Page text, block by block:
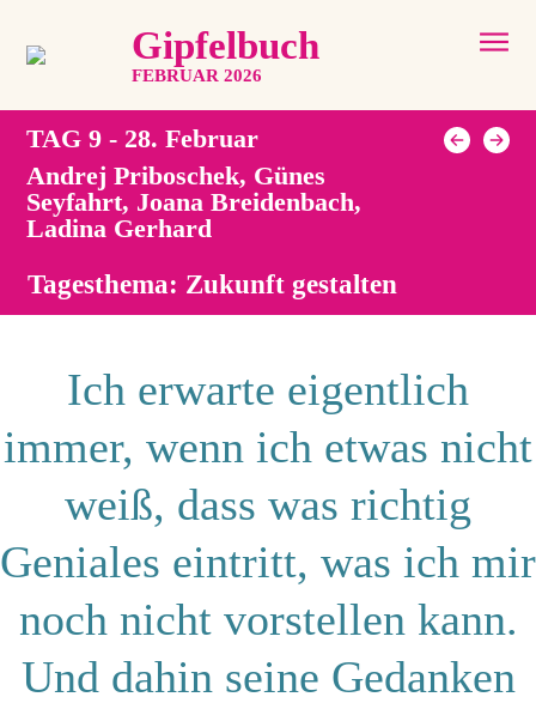
Gipfelbuch
FEBRUAR 2026
TAG 9 - 28. Februar
Andrej Priboschek, Günes
Seyfahrt, Joana Breidenbach,
Ladina Gerhard
Tagesthema: Zukunft gestalten
Ich erwarte eigentlich
immer, wenn ich etwas nicht
weiß, dass was richtig
Geniales eintritt, was ich mir
noch nicht vorstellen kann.
Und dahin seine Gedanken